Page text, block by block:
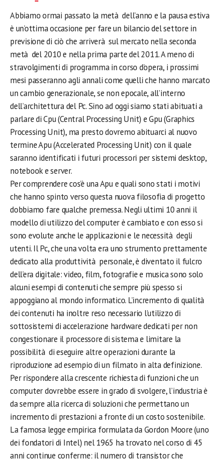
Abbiamo ormai passato la metà dell’anno e la pausa estiva
è un’ottima occasione per fare un bilancio del settore in
previsione di ciò che arriverà sul mercato nella seconda
metà del 2010 e nella prima parte del 2011. A meno di
stravolgimenti di programma in corso d’opera, i prossimi
mesi passeranno agli annali come quelli che hanno marcato
un cambio generazionale, se non epocale, all’interno
dell’architettura del Pc. Sino ad oggi siamo stati abituati a
parlare di Cpu (Central Processing Unit) e Gpu (Graphics
Processing Unit), ma presto dovremo abituarci al nuovo
termine Apu (Accelerated Processing Unit) con il quale
saranno identificati i futuri processori per sistemi desktop,
notebook e server.
Per comprendere cos’è una Apu e quali sono stati i motivi
che hanno spinto verso questa nuova filosofia di progetto
dobbiamo fare qualche premessa. Negli ultimi 10 anni il
modello di utilizzo del computer è cambiato e con esso si
sono evolute anche le applicazioni e le necessità degli
utenti. Il Pc, che una volta era uno strumento prettamente
dedicato alla produttività personale, è diventato il fulcro
dell’era digitale: video, film, fotografie e musica sono solo
alcuni esempi di contenuti che sempre più spesso si
appoggiano al mondo informatico. L’incremento di qualità
dei contenuti ha inoltre reso necessario l’utilizzo di
sottosistemi di accelerazione hardware dedicati per non
congestionare il processore di sistema e limitare la
possibilità di eseguire altre operazioni durante la
riproduzione ad esempio di un filmato in alta definizione.
Per rispondere alla crescente richiesta di funzioni che un
computer dovrebbe essere in grado di svolgere, l’industria è
da sempre alla ricerca di soluzioni che permettano un
incremento di prestazioni a fronte di un costo sostenibile.
La famosa legge empirica formulata da Gordon Moore (uno
dei fondatori di Intel) nel 1965 ha trovato nel corso di 45
anni continue conferme: il numero di transistor che